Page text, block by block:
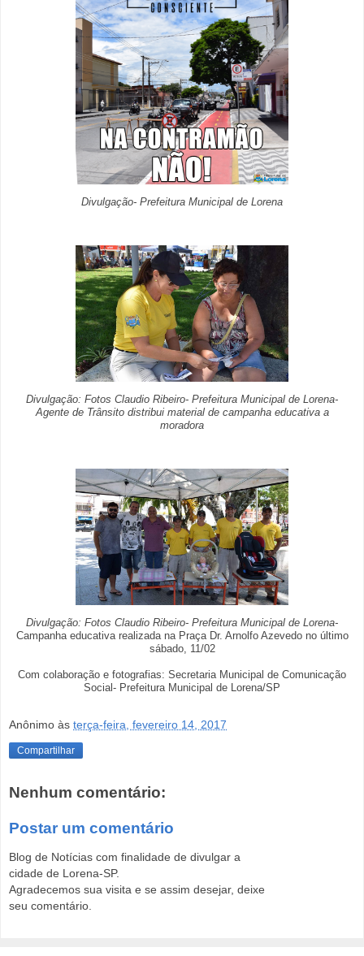
Divulgação- Prefeitura Municipal de Lorena
Divulgação: Fotos Claudio Ribeiro- Prefeitura Municipal de Lorena-
Agente de Trânsito distribui material de campanha educativa a
moradora
Divulgação: Fotos Claudio Ribeiro- Prefeitura Municipal de Lorena-
Campanha educativa realizada na Praça Dr. Arnolfo Azevedo no último
sábado, 11/02
Com colaboração e fotografias: Secretaria Municipal de Comunicação
Social- Prefeitura Municipal de Lorena/SP
Anônimo às terça-feira, fevereiro 14, 2017
Compartilhar
Nenhum comentário:
Postar um comentário
Blog de Notícias com finalidade de divulgar a
cidade de Lorena-SP.
Agradecemos sua visita e se assim desejar, deixe
seu comentário.